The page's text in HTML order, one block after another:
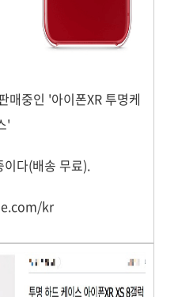
중인 '아이폰XR 투명케
'
다(배송 무료).
kr